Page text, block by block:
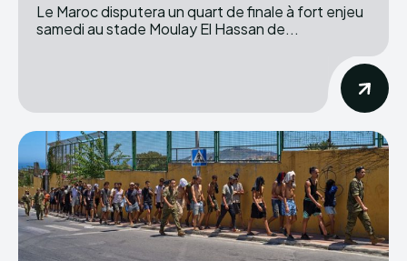
Le Maroc disputera un quart de finale à fort enjeu
samedi au stade Moulay El Hassan de...